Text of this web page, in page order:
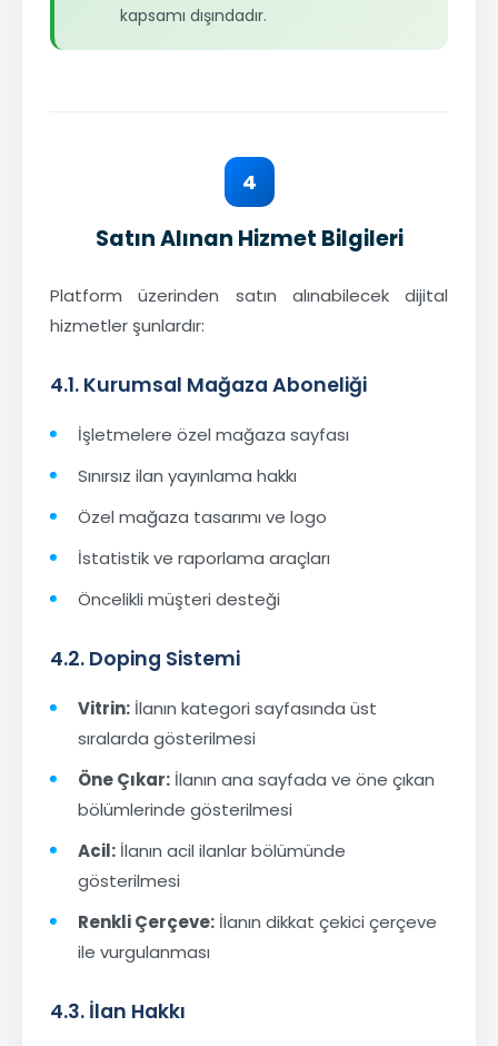
kapsamı dışındadır.
4
Satın Alınan Hizmet Bilgileri
Platform üzerinden satın alınabilecek dijital
hizmetler şunlardır:
4.1. Kurumsal Mağaza Aboneliği
İşletmelere özel mağaza sayfası
Sınırsız ilan yayınlama hakkı
Özel mağaza tasarımı ve logo
İstatistik ve raporlama araçları
Öncelikli müşteri desteği
4.2. Doping Sistemi
Vitrin: İlanın kategori sayfasında üst
sıralarda gösterilmesi
Öne Çıkar: İlanın ana sayfada ve öne çıkan
bölümlerinde gösterilmesi
Acil: İlanın acil ilanlar bölümünde
gösterilmesi
Renkli Çerçeve: İlanın dikkat çekici çerçeve
ile vurgulanması
4.3. İlan Hakkı